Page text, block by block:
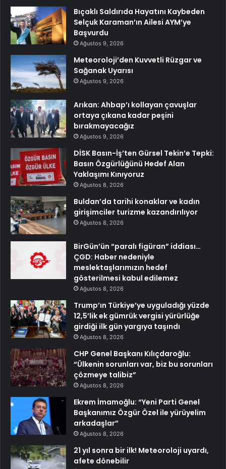
Bıçaklı Saldırıda Hayatını Kaybeden
Selçuk Karaman’ın Ailesi AYM’ye
Başvurdu
Ağustos 9, 2026
Meteoroloji’den Kuvvetli Rüzgar ve
Sağanak Uyarısı
Ağustos 9, 2026
Arıkan: Ahbap’ı kollayan çavuşlar
ortaya çıkana kadar peşini
bırakmayacağız
Ağustos 9, 2026
DİSK Basın-İş’ten Gürsel Tekin’e Tepki:
Basın Özgürlüğünü Hedef Alan
Yaklaşımı Kınıyoruz
Ağustos 8, 2026
Buldan’da tarihi konaklar ve kadın
girişimciler turizme kazandırılıyor
Ağustos 8, 2026
BirGün’ün “paralı figüran” iddiası…
ÇGD: Haber nedeniyle
meslektaşlarımızın hedef
gösterilmesi kabul edilemez
Ağustos 8, 2026
Trump’ın Türkiye’ye uyguladığı yüzde
12,5’lik ek gümrük vergisi yürürlüğe
girdiği ilk gün yargıya taşındı
Ağustos 8, 2026
CHP Genel Başkanı Kılıçdaroğlu:
“Ülkenin sorunları var, biz bu sorunları
çözmeye talibiz”
Ağustos 8, 2026
Ekrem İmamoğlu: “Yeni Parti Genel
Başkanımız Özgür Özel ile yürüyelim
arkadaşlar”
Ağustos 8, 2026
21 yıl sonra bir ilk! Meteoroloji uyardı,
afete dönebilir